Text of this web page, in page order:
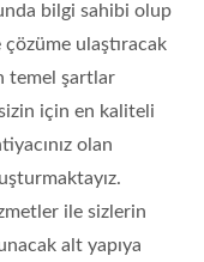
bilgi sahibi olup
ulaştıracak
temel şartlar
için en kaliteli
olan
ile sizlerin
alt yapıya